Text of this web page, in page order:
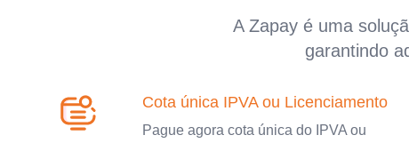
A Zapay é uma
garantindo
Cota única IPVA ou Licenciamento
Pague agora cota única do IPVA ou